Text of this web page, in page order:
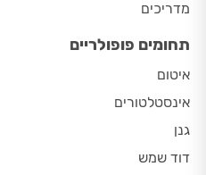
מדריכים
תחומים פופולריים
איטום
אינסטלטורים
גנן
דוד שמש